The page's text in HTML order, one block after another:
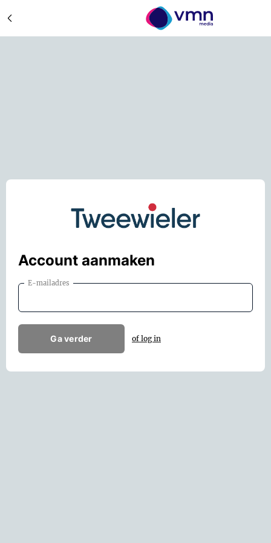
Account aanmaken
E-mailadres
Ga verder of log in